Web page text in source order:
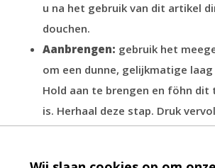
u na het gebruik van dit artikel
douchen.
Aanbrengen: gebruik het
om een dunne, gelijkmatige laag
Hold aan te brengen en föhn
is. Herhaal deze stap. Druk